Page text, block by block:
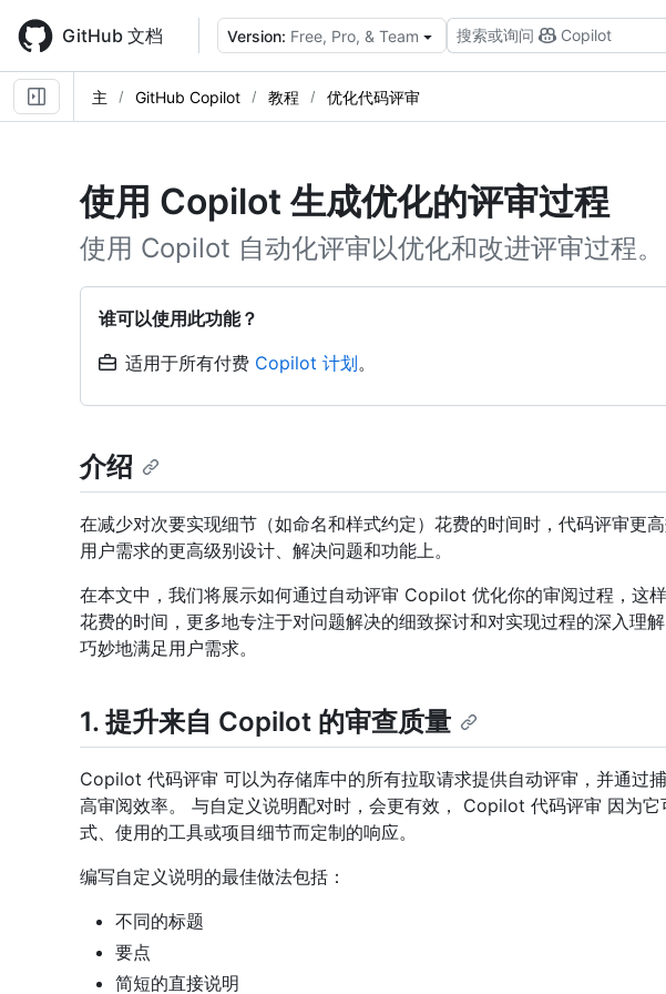
main
content
GitHub 文档 Version: Free, Pro, & Team 搜索或询问 Copilot
主 GitHub Copilot 教程 优化代码评审
使用 Copilot 生成优化的评审过程
使用 Copilot 自动化评审以优化和改进评审过程。
谁可以使用此功能？
适用于所有付费 Copilot 计划。
介绍
在减少对次要实现细节（如命名和样式约定）花费的时间时，代码评审更
用户需求的更高级别设计、解决问题和功能上。
在本文中，我们将展示如何通过自动评审 Copilot 优化你的审阅过程，这
花费的时间，更多地专注于对问题解决的细致探讨和对实现过程的深入理
巧妙地满足用户需求。
1. 提升来自 Copilot 的审查质量
Copilot 代码评审 可以为存储库中的所有拉取请求提供自动评审，并通过
高审阅效率。 与自定义说明配对时，会更有效， Copilot 代码评审 因为
式、使用的工具或项目细节而定制的响应。
编写自定义说明的最佳做法包括：
不同的标题
要点
简短的直接说明